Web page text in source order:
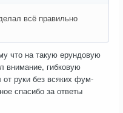
всё правильно
что на такую ерундовую
внимание, гибковую
от руки без всяких фум-
спасибо за ответы